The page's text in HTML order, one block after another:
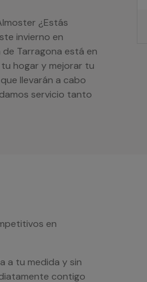
¿Estás
invierno en
Tarragona está en
hogar y mejorar tu
llevarán a cabo
servicio tanto
en
a tu medida y sin
contigo